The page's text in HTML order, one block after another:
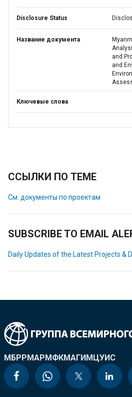
Disclosure Status
Название документа
and
and
Ключевые слова
ССЫЛКИ ПО ТЕМЕ
См. документы по проектам
SUBSCRIBE TO EMAIL
Daily Updates of the Latest Projects &
МБРРМАРМФКМАГИМЦУИС